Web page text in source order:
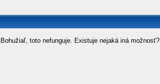
Bohužiaľ, toto nefunguje. Existuje nejaká iná možnosť?